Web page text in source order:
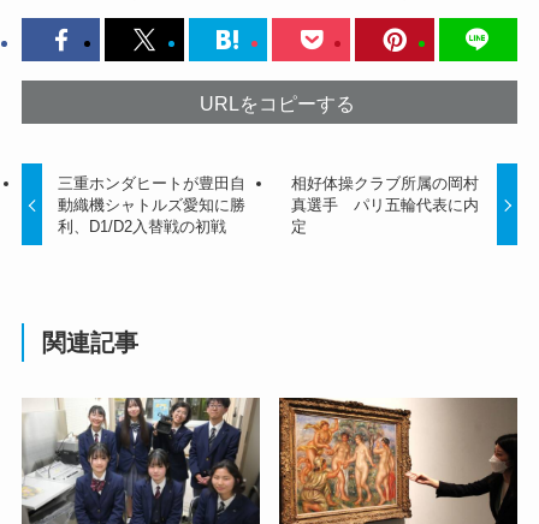
URLをコピーする
三重ホンダヒートが豊田自
動織機シャトルズ愛知に勝
利、D1/D2入替戦の初戦
相好体操クラブ所属の岡村
真選手 パリ五輪代表に内
定
関連記事